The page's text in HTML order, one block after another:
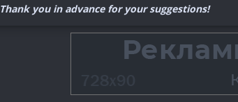
Thank you in advance for your suggestions!